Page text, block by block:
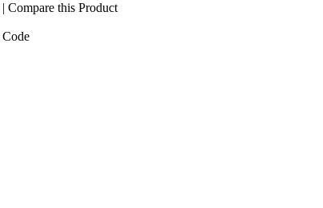
| Compare this Product